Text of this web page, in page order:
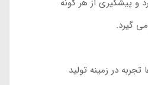
و پیشگیری از هر گونه
گیرد.
تجربه در زمینه تولید